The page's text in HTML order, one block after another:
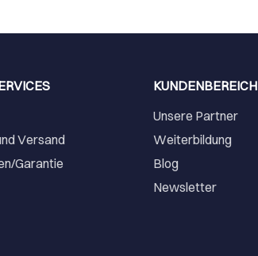
Versand
Garantie
KUNDENBEREICH
Unsere Partner
Weiterbildung
Blog
Newsletter